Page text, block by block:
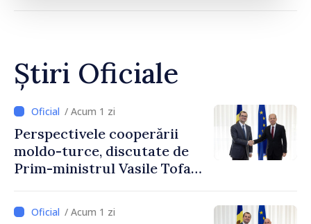
Știri Oficiale
/ Acum 1 zi
Perspectivele cooperării
moldo-turce, discutate de
Prim-ministrul Vasile Tofan
Uygar Mustafa Sertel
/ Acum 1 zi